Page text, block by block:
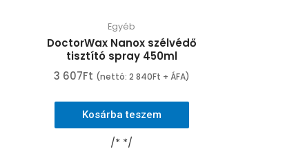
Egyéb
DoctorWax Nanox szélvédő
tisztító spray 450ml
3 607Ft (nettó: 2 840Ft + ÁFA)
Kosárba teszem
/* */